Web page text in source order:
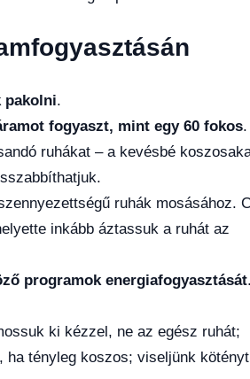
pakolni.
fogyaszt, mint egy 60 fokos.
ruhákat – a kevésbé
ruhák mosásához.
inkább áztassuk a ruhát az
programok energiafogyasztását.
ki kézzel, ne az egész ruhát;
tényleg koszos; viseljünk kötényt